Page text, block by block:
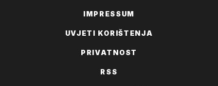
IMPRESSUM
UVJETI KORIŠTENJA
PRIVATNOST
RSS